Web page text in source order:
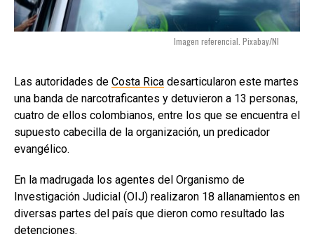
Imagen referencial. Pixabay/NI
Las autoridades de Costa Rica desarticularon este martes
una banda de narcotraficantes y detuvieron a 13 personas,
cuatro de ellos colombianos, entre los que se encuentra el
supuesto cabecilla de la organización, un predicador
evangélico.
En la madrugada los agentes del Organismo de
Investigación Judicial (OIJ) realizaron 18 allanamientos en
diversas partes del país que dieron como resultado las
detenciones.